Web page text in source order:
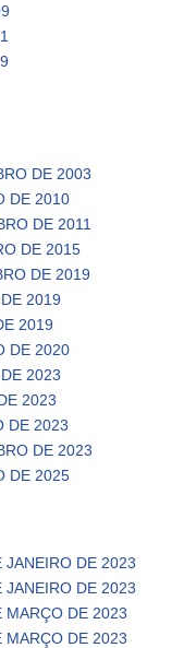
DE 2003
DE 2010
DE 2011
DE 2015
DE 2019
2019
2019
DE 2020
2023
2023
DE 2023
DE 2023
DE 2025
JANEIRO DE 2023
JANEIRO DE 2023
MARÇO DE 2023
MARÇO DE 2023